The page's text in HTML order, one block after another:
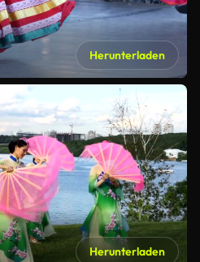
Herunterladen
Herunterladen